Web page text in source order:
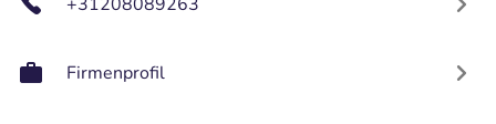
Firmenprofil